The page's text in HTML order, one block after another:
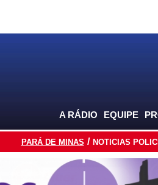
A RÁDIO EQUIPE
PARÁ DE MINAS NOTICIAS